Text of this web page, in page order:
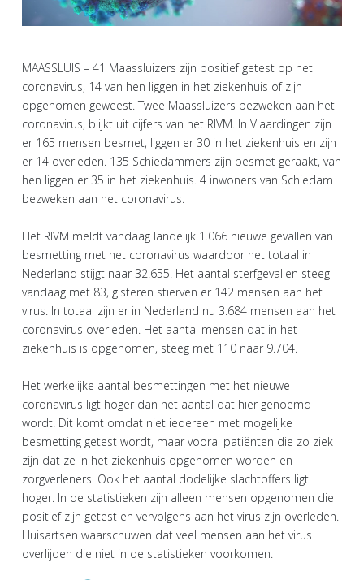
MAASSLUIS – 41 Maassluizers zijn positief getest op het
coronavirus, 14 van hen liggen in het ziekenhuis of zijn
opgenomen geweest. Twee Maassluizers bezweken aan het
coronavirus, blijkt uit cijfers van het RIVM. In Vlaardingen zijn
er 165 mensen besmet, liggen er 30 in het ziekenhuis en zijn
er 14 overleden. 135 Schiedammers zijn besmet geraakt, van
hen liggen er 35 in het ziekenhuis. 4 inwoners van Schiedam
bezweken aan het coronavirus.
Het RIVM meldt vandaag landelijk 1.066 nieuwe gevallen van
besmetting met het coronavirus waardoor het totaal in
Nederland stijgt naar 32.655. Het aantal sterfgevallen steeg
vandaag met 83, gisteren stierven er 142 mensen aan het
virus. In totaal zijn er in Nederland nu 3.684 mensen aan het
coronavirus overleden. Het aantal mensen dat in het
ziekenhuis is opgenomen, steeg met 110 naar 9.704.
Het werkelijke aantal besmettingen met het nieuwe
coronavirus ligt hoger dan het aantal dat hier genoemd
wordt. Dit komt omdat niet iedereen met mogelijke
besmetting getest wordt, maar vooral patiënten die zo ziek
zijn dat ze in het ziekenhuis opgenomen worden en
zorgverleners. Ook het aantal dodelijke slachtoffers ligt
hoger. In de statistieken zijn alleen mensen opgenomen die
positief zijn getest en vervolgens aan het virus zijn overleden.
Huisartsen waarschuwen dat veel mensen aan het virus
overlijden die niet in de statistieken voorkomen.